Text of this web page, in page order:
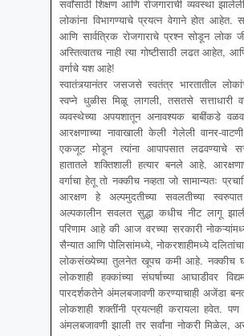
सर्वांसाठी शिक्षण आणि रोजगाराची व्यवस्था
लोकांना विभागण्याचे प्रयत्न वेगाने होत आहेत.
आणि सार्वत्रिक रोजगाराचे प्रश्न सोडून लोक
अस्तित्वातच नाही त्या गोष्टीसाठी लढत आहेत,
वर्गाचे यश आहे!
स्वातंत्र्यानंतर जसजसे स्वतंत्र भारतातील
स्वप्ने धुळीस मिळू लागली, तसतसे सत्ताधारी
व्यवस्थेच्या अपयशातून अनावश्यक बाबींकडे
आरक्षणाच्या नावाखाली केली गेलेली वानर-
एकजूट मोडून त्यांना आपापसात लढवण्याचे
हातातले शक्तिशाली हत्यार बनले आहे.
वर्गाचा हेतू तो नक्कीच नव्हता जो सामान्यतः
आरक्षण हे अल्पमुदतीच्या सवलतीच्या
अल्पकालीन सवलत सुद्धा कधीच नीट लागू
परिणाम आहे की आज वरच्या सरकारी
सैन्यात आणि पोलिसांमध्ये, नोकरशाहीमध्ये
लोकसंख्येच्या तुलनेत खूपच कमी आहे. नक्कीच
लोकशाही हक्कांच्या संघर्षाच्या आघाडीवर
पारदर्शकतेने अंमलबजावणी करण्याचाही अजेंडा
लोकशाही शक्तींनी प्रयत्नही करायला हवेत. पण
अंमलबजावणी झाली तर सर्वांना नोकरी मिळेल,